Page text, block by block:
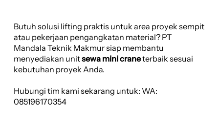
Butuh solusi lifting praktis untuk area proyek sempit
atau pekerjaan pengangkatan material? PT
Mandala Teknik Makmur siap membantu
menyediakan unitsewa mini craneterbaik sesuai
kebutuhan proyek Anda.
Hubungi tim kami sekarang untuk: WA:
085196170354